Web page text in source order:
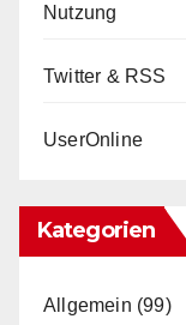
Nutzung
Twitter & RSS
UserOnline
Kategorien
Allgemein (99)